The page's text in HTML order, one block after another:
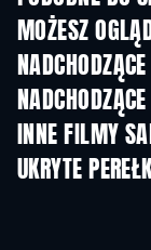
MOŻESZ
INNE FILMY
UKRYTE